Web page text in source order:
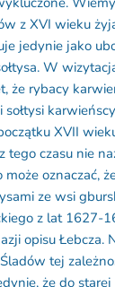
z XVI wieku
jedynie jako
W
że rybacy
sołtysi
XVII
tego czasu nie
może oznaczać,
ze wsi
z lat 1627-
opisu Łebcza.
tej
że do starej